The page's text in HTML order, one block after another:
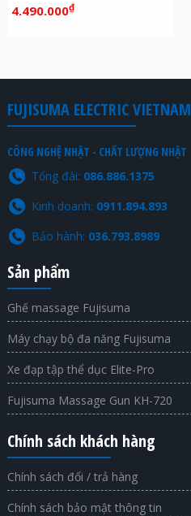
4.490.000₫
FUJISUMA ELECTRIC VIETNAM
CÔNG NGHỆ NHẬT - CHẤT LƯỢNG NHẬT
Tổng đài: 086.886.1375​
Kinh doanh: 0911.894.893
Bảo hành: 036.793.8989
Sản phẩm
Ghế massage Fujisuma
Máy chạy bộ đa năng Fujisuma
Xe đạp tập thể dục Elite-Pro
Fujisuma Massage Gun KH-720
Chính sách khách hàng
Chính sách đổi / trả hàng
Chính sách bảo mật thông tin